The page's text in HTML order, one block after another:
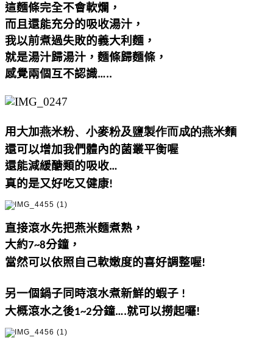
這麵條完全不會軟爛，
而且還能充分的吸收湯汁，
我以前煮過失敗的義大利麵，
就是湯汁歸湯汁，麵條歸麵條，
感覺兩個互不認識…..
用大加燕米粉、小麥粉及鹽製作而成的燕米麵
還可以增加我們體內的菌叢平衡喔
還能減緩醣類的吸收…
真的是又好吃又健康!
直接滾水先把燕米麵煮熟 ，
大約7~8分鐘，
當然可以依照自己軟嫩度的喜好調整喔!
另一個鍋子同時滾水煮新鮮的蝦子 !
大概滾水之後1~2分鐘….就可以撈起囉!